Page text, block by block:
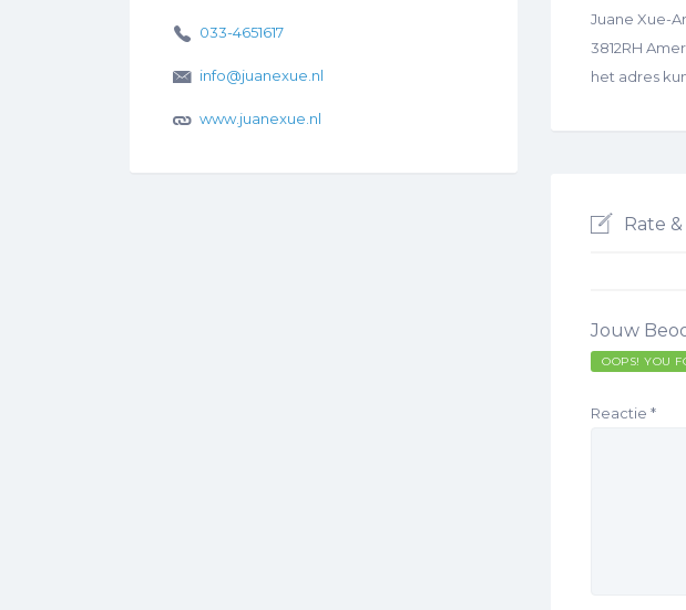
033-4651617
info@juanexue.nl
www.juanexue.nl
Juane Xue-
3812RH
het adres
Rate
Jouw
OOPS! YOU
Reactie *